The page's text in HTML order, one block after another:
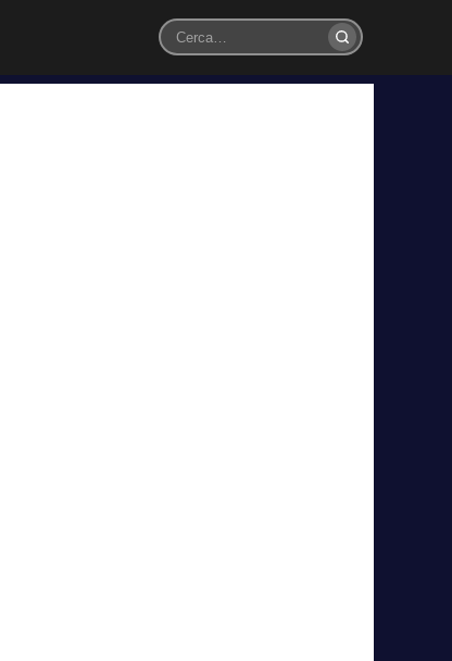
Cerca